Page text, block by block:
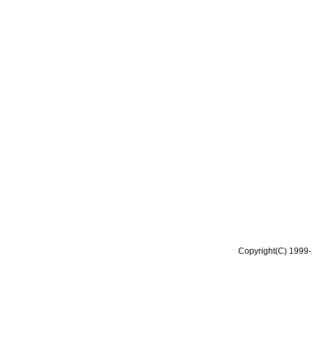
Copyright(C)